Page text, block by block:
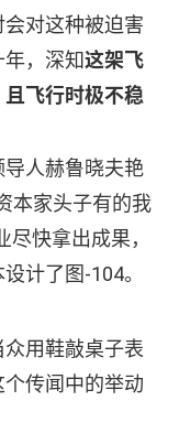
对这种被迫害
，深知这架飞
飞行时极不稳
人赫鲁晓夫艳
本家头子有的我
快拿出成果，
计了图-104。
用鞋敲桌子表
传闻中的举动